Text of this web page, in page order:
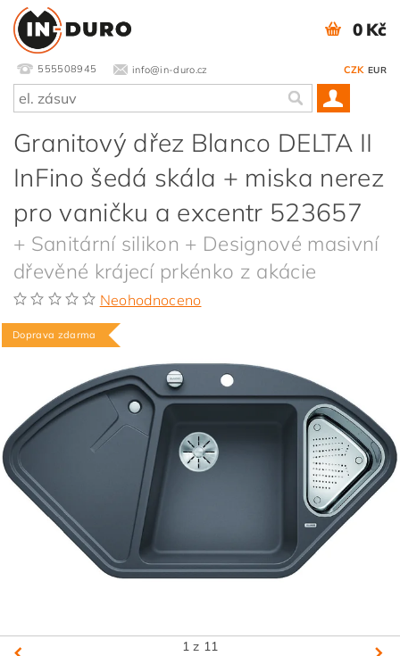
555508945 info@in-duro.cz CZK EUR
0 Kč
Granitový dřez Blanco DELTA II
InFino šedá skála + miska nerez
pro vaničku a excentr 523657
+ Sanitární silikon + Designové masivní
dřevěné krájecí prkénko z akácie
Neohodnoceno
Doprava zdarma
1 z 11